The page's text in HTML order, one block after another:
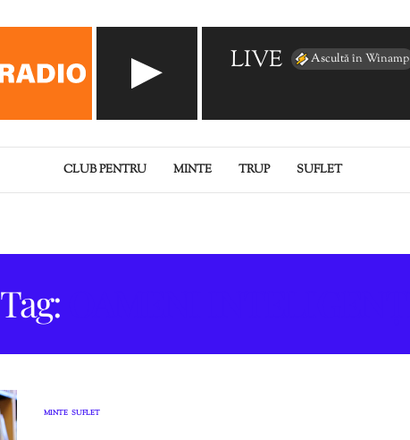
LIVE Ascultă în Winamp
CLUB PENTRU MINTE TRUP SUFLET
Tag:
MINTE SUFLET